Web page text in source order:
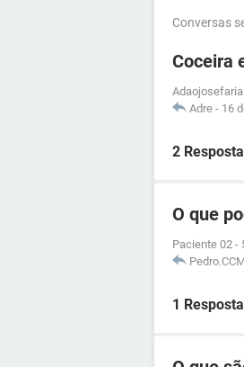
Conversas
Coceira
Adre - 16
2
O que
Paciente 02 -
1